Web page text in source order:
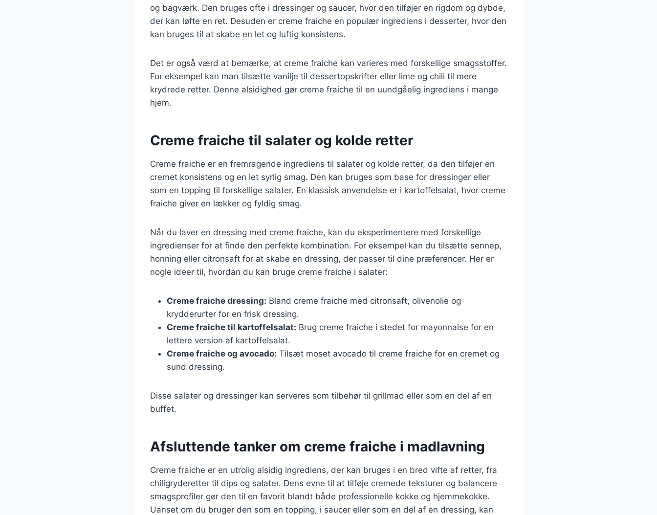
og bagværk. Den bruges ofte i dressinger og saucer, hvor den tilføjer en rigdom og dybde,
der kan løfte en ret. Desuden er creme fraiche en populær ingrediens i desserter, hvor den
kan bruges til at skabe en let og luftig konsistens.
Det er også værd at bemærke, at creme fraiche kan varieres med forskellige smagsstoffer.
For eksempel kan man tilsætte vanilje til dessertopskrifter eller lime og chili til mere
krydrede retter. Denne alsidighed gør creme fraiche til en uundgåelig ingrediens i mange
hjem.
Creme fraiche til salater og kolde retter
Creme fraiche er en fremragende ingrediens til salater og kolde retter, da den tilføjer en
cremet konsistens og en let syrlig smag. Den kan bruges som base for dressinger eller
som en topping til forskellige salater. En klassisk anvendelse er i kartoffelsalat, hvor creme
fraiche giver en lækker og fyldig smag.
Når du laver en dressing med creme fraiche, kan du eksperimentere med forskellige
ingredienser for at finde den perfekte kombination. For eksempel kan du tilsætte sennep,
honning eller citronsaft for at skabe en dressing, der passer til dine præferencer. Her er
nogle ideer til, hvordan du kan bruge creme fraiche i salater:
Creme fraiche dressing: Bland creme fraiche med citronsaft, olivenolie og
krydderurter for en frisk dressing.
Creme fraiche til kartoffelsalat: Brug creme fraiche i stedet for mayonnaise for en
lettere version af kartoffelsalat.
Creme fraiche og avocado: Tilsæt moset avocado til creme fraiche for en cremet og
sund dressing.
Disse salater og dressinger kan serveres som tilbehør til grillmad eller som en del af en
buffet.
Afsluttende tanker om creme fraiche i madlavning
Creme fraiche er en utrolig alsidig ingrediens, der kan bruges i en bred vifte af retter, fra
chiligryderetter til dips og salater. Dens evne til at tilføje cremede teksturer og balancere
smagsprofiler gør den til en favorit blandt både professionelle kokke og hjemmekokke.
Uanset om du bruger den som en topping, i saucer eller som en del af en dressing, kan